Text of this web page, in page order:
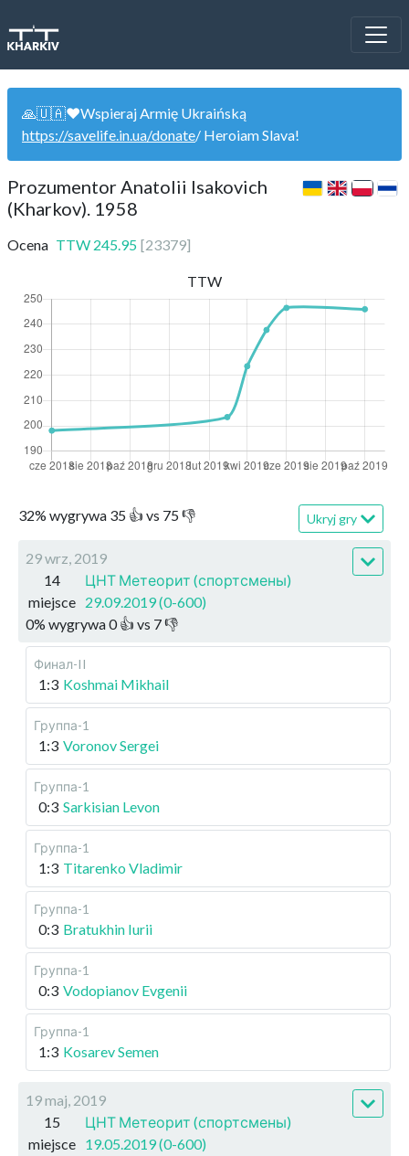
🙏🇺🇦❤️Wspieraj Armię Ukraińską
https://savelife.in.ua/donate/ Heroiam Slava!
Prozumentor Anatolii Isakovich
(Kharkov). 1958
Ocena TTW 245.95 [23379]
32% wygrywa 35 👍 vs 75👎 Ukryj gry
29 wrz, 2019
14
miejsce
ЦНТ Метеорит (спортсмены)
29.09.2019 (0-600)
0% wygrywa0👍 vs 7👎
Финал-II
1:3 Koshmai Mikhail
Группа-1
1:3 Voronov Sergei
Группа-1
0:3 Sarkisian Levon
Группа-1
1:3 Titarenko Vladimir
Группа-1
0:3 Bratukhin Iurii
Группа-1
0:3 Vodopianov Evgenii
Группа-1
1:3 Kosarev Semen
19 maj, 2019
15
miejsce
ЦНТ Метеорит (спортсмены)
19.05.2019 (0-600)
TTW